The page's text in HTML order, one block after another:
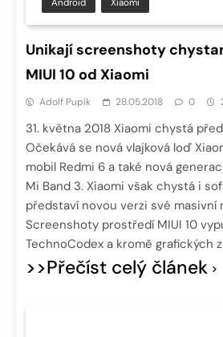
Unikají screenshoty
MIUI 10 od Xiaomi
Adolf Pupík 28.05.2018 0
31. května 2018 Xiaomi chystá
Očekává se nová vlajková loď
mobil Redmi 6 a také nová
Mi Band 3. Xiaomi však chystá i
představí novou verzi své masivní
Screenshoty prostředí MIUI 10
TechnoCodex a kromě grafických
>>Přečíst celý článek